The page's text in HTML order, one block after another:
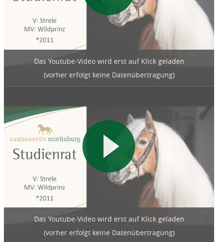
Das Youtube-Video wird erst auf Klick geladen
(vorher erfolgt keine Datenübertragung)
Das Youtube-Video wird erst auf Klick geladen
(vorher erfolgt keine Datenübertragung)